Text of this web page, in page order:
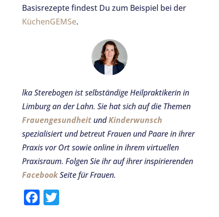
Basisrezepte findest Du zum Beispiel bei der
KüchenGEMSe.
lka Sterebogen ist selbständige Heilpraktikerin in
Limburg an der Lahn. Sie hat sich auf die Themen
FrauengesundheitundKinderwunsch
spezialisiert und betreut Frauen und Paare in ihrer
Praxis vor Ort sowie online in ihrem virtuellen
Praxisraum. Folgen Sie ihr auf ihrer inspirierenden
FacebookSeite für Frauen.
F T